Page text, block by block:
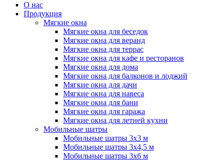
О нас
Продукция
Мягкие окна
Мягкие окна для беседок
Мягкие окна для веранд
Мягкие окна для террас
Мягкие окна для кафе и ресторанов
Мягкие окна для дома
Мягкие окна для балконов и лоджий
Мягкие окна для дачи
Мягкие окна для навеса
Мягкие окна для бани
Мягкие окна для гаража
Мягкие окна для летней кухни
Мобильные шатры
Мобильные шатры 3х3 м
Мобильные шатры 3х4,5 м
Мобильные шатры 3х6 м